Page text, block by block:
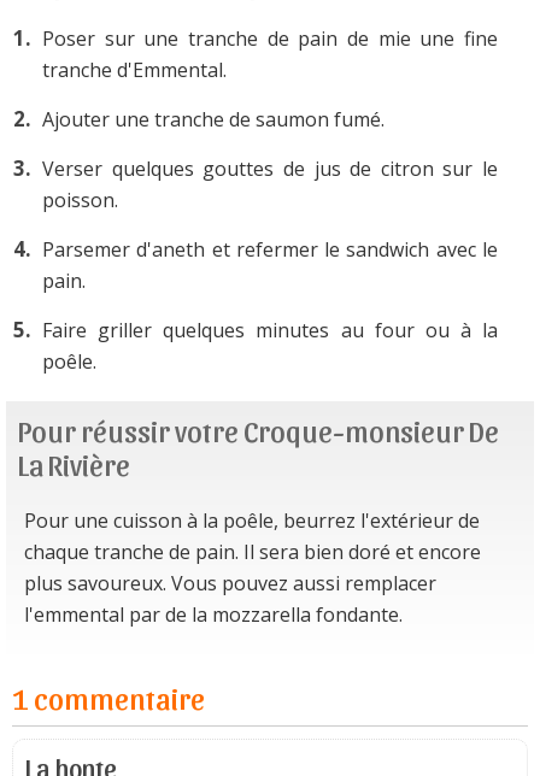
Poser sur une tranche de pain de mie une fine
tranche d'Emmental.
Ajouter une tranche de saumon fumé.
Verser quelques gouttes de jus de citron sur le
poisson.
Parsemer d'aneth et refermer le sandwich avec le
pain.
Faire griller quelques minutes au four ou à la
poêle.
Pour réussir votre Croque-monsieur De
La Rivière
Pour une cuisson à la poêle, beurrez l'extérieur de
chaque tranche de pain. Il sera bien doré et encore
plus savoureux. Vous pouvez aussi remplacer
l'emmental par de la mozzarella fondante.
1 commentaire
La honte